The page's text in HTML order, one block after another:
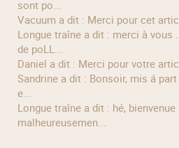
sont po...
Vacuum a dit : Merci pour cet
longue traîne a dit : merci à vous ... mais essayer
de poLL...
Daniel a dit : Merci pour votre
Sandrine a dit : Bonsoir, mis á part de tres grandes
e...
longue traîne a dit : hé, bienvenue au Club,
malheureusemen...